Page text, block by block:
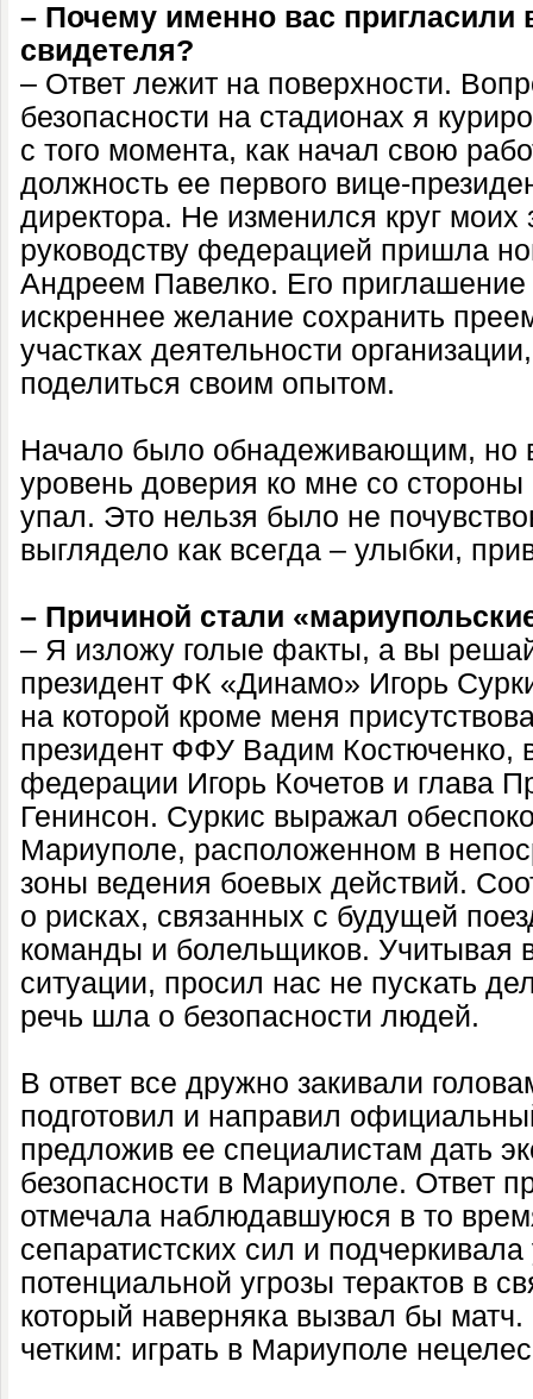
– Почему именно вас пригласили
свидетеля?
– Ответ лежит на поверхности.
безопасности на стадионах я
с того момента, как начал свою
должность ее первого вице-
директора. Не изменился круг моих
руководству федерацией пришла
Андреем Павелко. Его приглашение
искреннее желание сохранить
участках деятельности
поделиться своим опытом.
Начало было обнадеживающим, но
уровень доверия ко мне со
упал. Это нельзя было не
выглядело как всегда – улыбки,
– Причиной стали
– Я изложу голые факты, а вы
президент ФК «Динамо» Игорь
на которой кроме меня
президент ФФУ Вадим Костюченко,
федерации Игорь Кочетов и глава
Генинсон. Суркис выражал
Мариуполе, расположенном в
зоны ведения боевых действий.
о рисках, связанных с будущей
команды и болельщиков. Учитывая
ситуации, просил нас не пускать
речь шла о безопасности людей.
В ответ все дружно закивали
подготовил и направил
предложив ее специалистам дать
безопасности в Мариуполе. Ответ
отмечала наблюдавшуюся в то
сепаратистских сил и
потенциальной угрозы терактов в
который наверняка вызвал бы
четким: играть в Мариуполе